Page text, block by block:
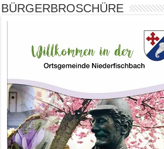
BÜRGERBROSCHÜRE